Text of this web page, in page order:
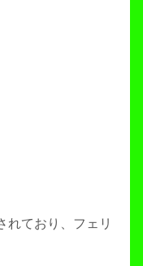
れており、フェリ